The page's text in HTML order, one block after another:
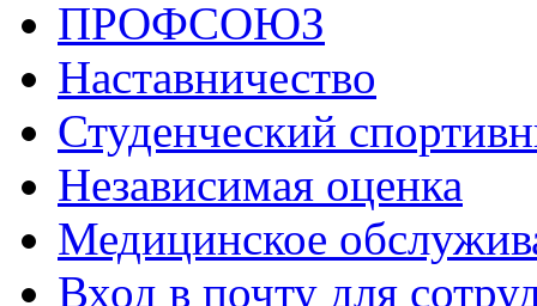
ПРОФСОЮЗ
Наставничество
Студенческий
Независимая оценка
Медицинское
Вход в почту для